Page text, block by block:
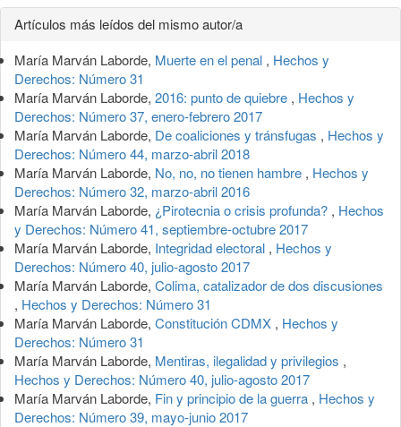
Detalles
del
artículo
Artículos más leídos del mismo autor/a
María Marván Laborde, Muerte en el penal , Hechos y
Derechos: Número 31
María Marván Laborde, 2016: punto de quiebre , Hechos y
Derechos: Número 37, enero-febrero 2017
María Marván Laborde, De coaliciones y tránsfugas , Hechos y
Derechos: Número 44, marzo-abril 2018
María Marván Laborde, No, no, no tienen hambre , Hechos y
Derechos: Número 32, marzo-abril 2016
María Marván Laborde, ¿Pirotecnia o crisis profunda? , Hechos
y Derechos: Número 41, septiembre-octubre 2017
María Marván Laborde, Integridad electoral , Hechos y
Derechos: Número 40, julio-agosto 2017
María Marván Laborde, Colima, catalizador de dos discusiones
, Hechos y Derechos: Número 31
María Marván Laborde, Constitución CDMX , Hechos y
Derechos: Número 31
María Marván Laborde, Mentiras, ilegalidad y privilegios ,
Hechos y Derechos: Número 40, julio-agosto 2017
María Marván Laborde, Fin y principio de la guerra , Hechos y
Derechos: Número 39, mayo-junio 2017